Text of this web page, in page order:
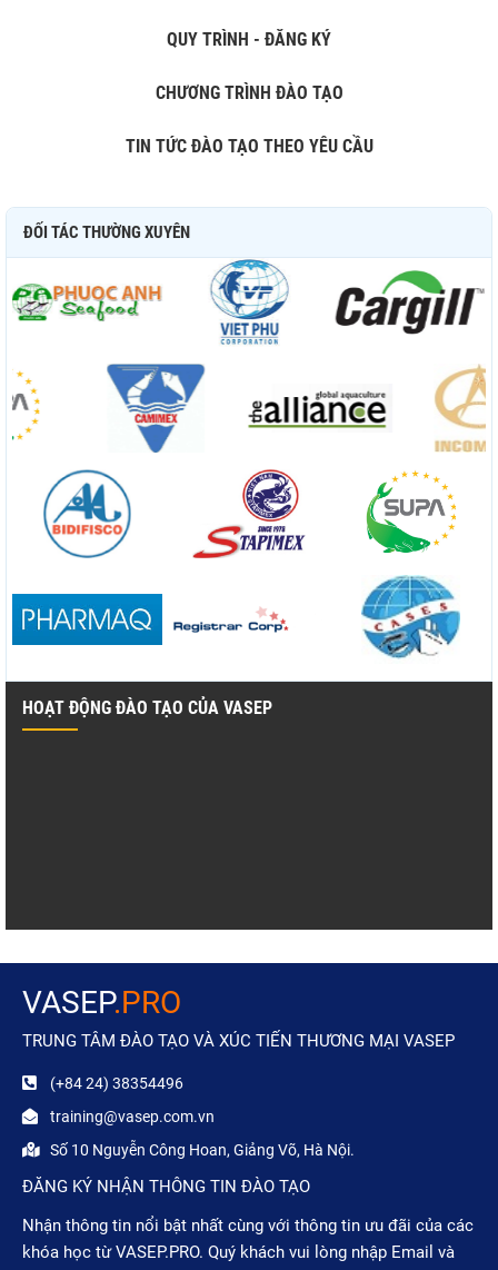
QUY TRÌNH - ĐĂNG KÝ
CHƯƠNG TRÌNH ĐÀO TẠO
TIN TỨC ĐÀO TẠO THEO YÊU CẦU
ĐỐI TÁC THƯỜNG XUYÊN
HOẠT ĐỘNG ĐÀO TẠO CỦA VASEP
VASEP.PRO
TRUNG TÂM ĐÀO TẠO VÀ XÚC TIẾN THƯƠNG MẠI VASEP
(+84 24) 38354496
training@vasep.com.vn
Số 10 Nguyễn Công Hoan, Giảng Võ, Hà Nội.
ĐĂNG KÝ NHẬN THÔNG TIN ĐÀO TẠO
Nhận thông tin nổi bật nhất cùng với thông tin ưu đãi của các
khóa học từ VASEP.PRO. Quý khách vui lòng nhập Email và